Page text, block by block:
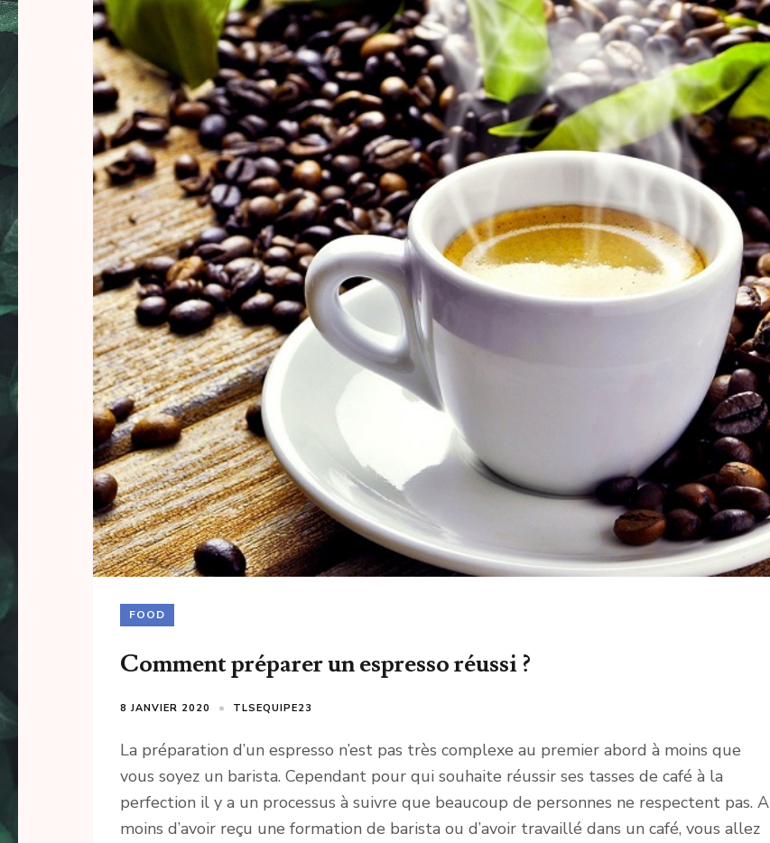
FOOD
Comment préparer un espresso réussi ?
8 JANVIER 2020 TLSEQUIPE23
La préparation d’un espresso n’est pas très complexe au premier abord à moins que
vous soyez un barista. Cependant pour qui souhaite réussir ses tasses de café à la
perfection il y a un processus à suivre que beaucoup de personnes ne respectent pas. A
moins d’avoir reçu une formation de barista ou d’avoir travaillé dans un café, vous allez